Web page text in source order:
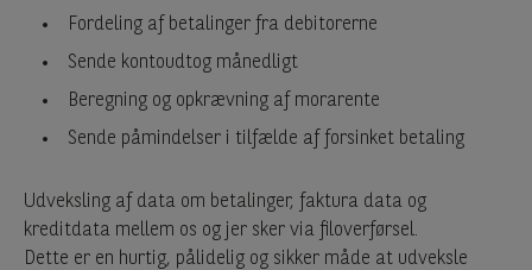
Fordeling af betalinger fra debitorerne
Sende kontoudtog månedligt
Beregning og opkrævning af morarente
Sende påmindelser i tilfælde af forsinket betaling
Udveksling af data om betalinger, faktura data og
kreditdata mellem os og jer sker via filoverførsel.
Dette er en hurtig, pålidelig og sikker måde at udveksle